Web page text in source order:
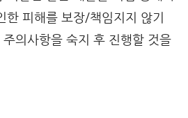
한 피해를 보장/책임지지 않기
의사항을 숙지 후 진행할 것을